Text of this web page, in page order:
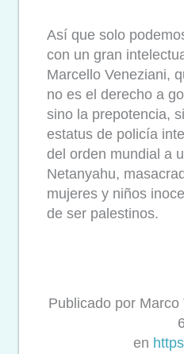
Así que solo
con un gran
Marcello Veneziani,
no es el derecho a
sino la prepotencia,
estatus de policía
del orden mundial a
Netanyahu,
mujeres y niños
de ser palestinos.
Publicado por Marco
en